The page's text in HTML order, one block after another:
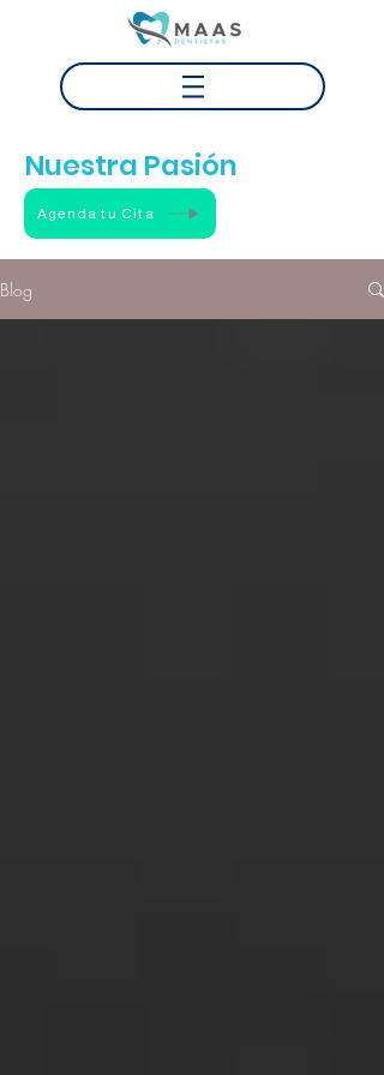
Nuestra Pasión
Agenda tu Cita
Blog